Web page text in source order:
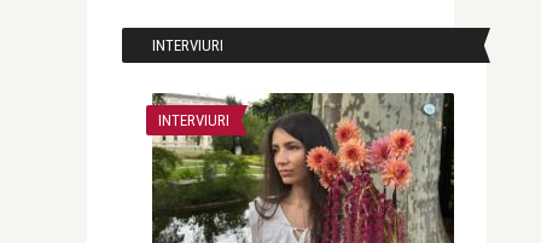
INTERVIURI
INTERVIURI